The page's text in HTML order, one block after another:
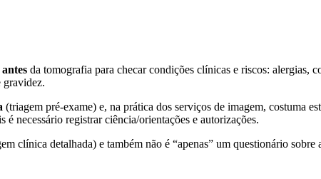
antes da tomografia para checar condições clínicas e riscos: alergias,
gravidez.
(triagem pré-exame) e, na prática dos serviços de imagem, costuma
necessário registrar ciência/orientações e autorizações.
clínica detalhada) e também não é “apenas” um questionário